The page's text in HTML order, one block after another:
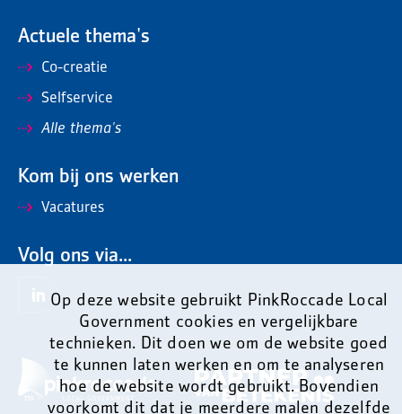
Op deze website gebruikt PinkRoccade Local
Government cookies en vergelijkbare
technieken. Dit doen we om de website goed
te kunnen laten werken en om te analyseren
hoe de website wordt gebruikt. Bovendien
voorkomt dit dat je meerdere malen dezelfde
Actuele thema's
Co-creatie
Selfservice
Alle thema's
Kom bij ons werken
Vacatures
Volg ons via...